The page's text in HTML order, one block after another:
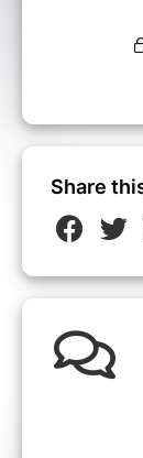
Share